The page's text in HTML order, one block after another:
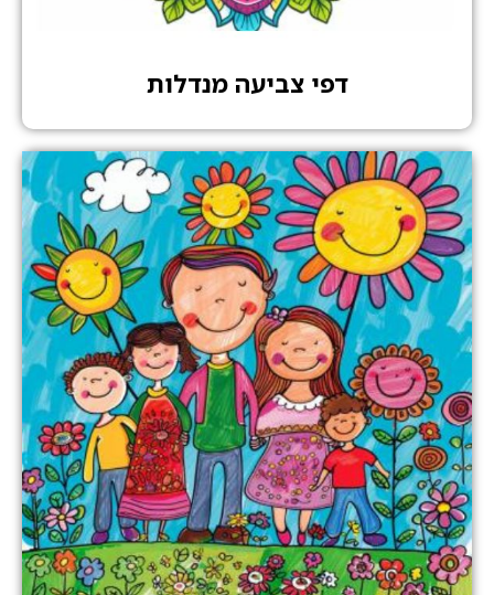
דפי צביעה מנדלות